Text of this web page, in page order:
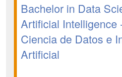
Bachelor in Data
Artificial Intelligence
Ciencia de Datos e
Artificial